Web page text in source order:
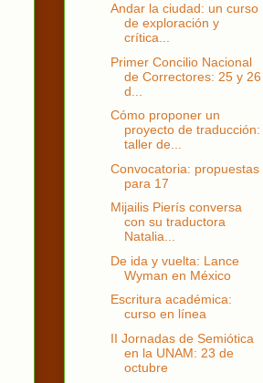
Andar la ciudad: un curso
de exploración y
crítica...
Primer Concilio Nacional
de Correctores: 25 y 26
d...
Cómo proponer un
proyecto de traducción:
taller de...
Convocatoria: propuestas
para 17
Mijailis Pierís conversa
con su traductora
Natalia...
De ida y vuelta: Lance
Wyman en México
Escritura académica:
curso en línea
II Jornadas de Semiótica
en la UNAM: 23 de
octubre